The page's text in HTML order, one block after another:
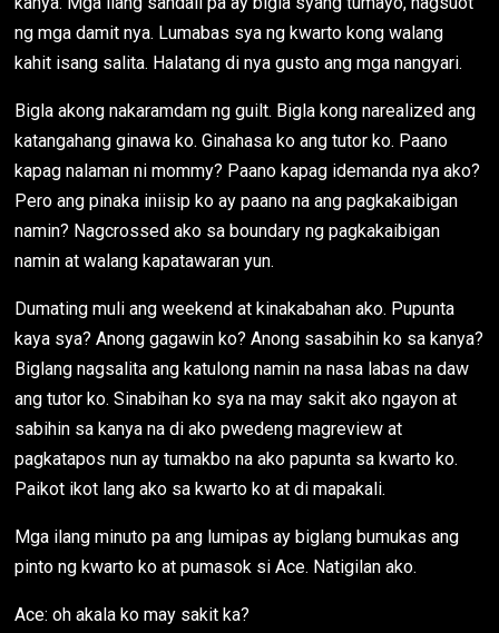
ng mga damit nya. Lumabas sya ng kwarto kong walang
kahit isang salita. Halatang di nya gusto ang mga nangyari.
Bigla akong nakaramdam ng guilt. Bigla kong narealized ang
katangahang ginawa ko. Ginahasa ko ang tutor ko. Paano
kapag nalaman ni mommy? Paano kapag idemanda nya ako?
Pero ang pinaka iniisip ko ay paano na ang pagkakaibigan
namin? Nagcrossed ako sa boundary ng pagkakaibigan
namin at walang kapatawaran yun.
Dumating muli ang weekend at kinakabahan ako. Pupunta
kaya sya? Anong gagawin ko? Anong sasabihin ko sa kanya?
Biglang nagsalita ang katulong namin na nasa labas na daw
ang tutor ko. Sinabihan ko sya na may sakit ako ngayon at
sabihin sa kanya na di ako pwedeng magreview at
pagkatapos nun ay tumakbo na ako papunta sa kwarto ko.
Paikot ikot lang ako sa kwarto ko at di mapakali.
Mga ilang minuto pa ang lumipas ay biglang bumukas ang
pinto ng kwarto ko at pumasok si Ace. Natigilan ako.
Ace: oh akala ko may sakit ka?